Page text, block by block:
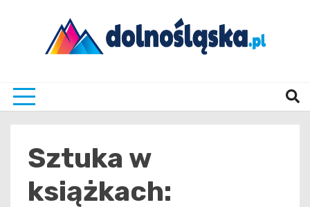
Sztuka w
książkach: